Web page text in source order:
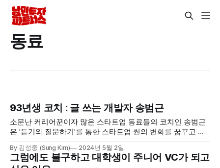
동료
93년생 코치 : 글 쓰는 개발자 송범근
소문난 커리어꾼이자 많은 스타트업 동료들의 코치인 송범근
은 '듣기와 질문하기'를 통한 스타트업 씬의 변화를 꿈꾸고 있
By 김성중 (Sung Kim) 2024년 5월 2일
그럼에도 불구하고 대학생이 주니어 VC가 되고